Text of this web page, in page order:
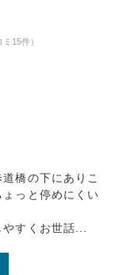
15件）
橋の下にありこ
っと停めにくい
すくお世話...